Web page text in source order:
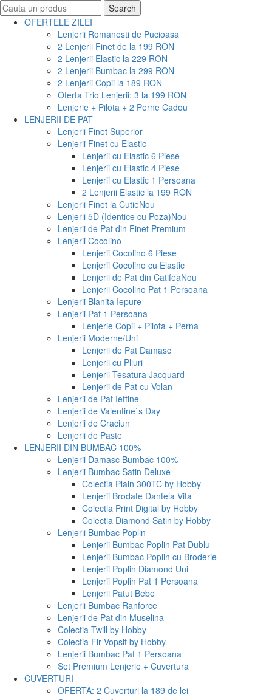
Search
for:
Search
OFERTELE ZILEI
Lenjerii Romanesti de Pucioasa
2 Lenjerii Finet de la 199 RON
2 Lenjerii Elastic la 229 RON
2 Lenjerii Bumbac la 299 RON
2 Lenjerii Copii la 189 RON
Oferta Trio Lenjerii: 3 la 199 RON
Lenjerie + Pilota + 2 Perne Cadou
LENJERII DE PAT
Lenjerii Finet Superior
Lenjerii Finet cu Elastic
Lenjerii cu Elastic 6 Piese
Lenjerii cu Elastic 4 Piese
Lenjerii cu Elastic 1 Persoana
2 Lenjerii Elastic la 199 RON
Lenjerii Finet la CutieNou
Lenjerii 5D (Identice cu Poza)Nou
Lenjerii de Pat din Finet Premium
Lenjerii Cocolino
Lenjerii Cocolino 6 Piese
Lenjerii Cocolino cu Elastic
Lenjerii de Pat din CatifeaNou
Lenjerii Cocolino Pat 1 Persoana
Lenjerii Blanita Iepure
Lenjerii Pat 1 Persoana
Lenjerie Copii + Pilota + Perna
Lenjerii Moderne/Uni
Lenjerii de Pat Damasc
Lenjerii cu Pliuri
Lenjerii Tesatura Jacquard
Lenjerii de Pat cu Volan
Lenjerii de Pat Ieftine
Lenjerii de Valentine`s Day
Lenjerii de Craciun
Lenjerii de Paste
LENJERII DIN BUMBAC 100%
Lenjerii Damasc Bumbac 100%
Lenjerii Bumbac Satin Deluxe
Colectia Plain 300TC by Hobby
Lenjerii Brodate Dantela Vita
Colectia Print Digital by Hobby
Colectia Diamond Satin by Hobby
Lenjerii Bumbac Poplin
Lenjerii Bumbac Poplin Pat Dublu
Lenjerii Bumbac Poplin cu Broderie
Lenjerii Poplin Diamond Uni
Lenjerii Poplin Pat 1 Persoana
Lenjerii Patut Bebe
Lenjerii Bumbac Ranforce
Lenjerii de Pat din Muselina
Colectia Twill by Hobby
Colectia Fir Vopsit by Hobby
Lenjerii Bumbac Pat 1 Persoana
Set Premium Lenjerie + Cuvertura
CUVERTURI
OFERTA: 2 Cuverturi la 189 de lei